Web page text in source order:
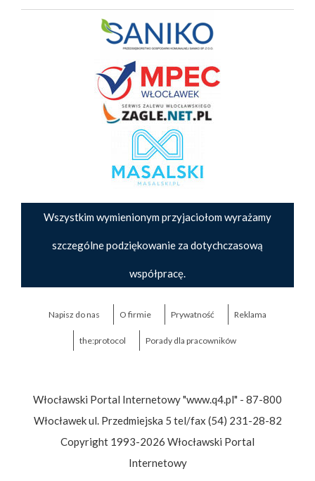
Wszystkim wymienionym przyjaciołom wyrażamy
szczególne podziękowanie za dotychczasową
współpracę.
Napisz do nas O firmie Prywatność Reklama
the:protocol Porady dla pracowników
Włocławski Portal Internetowy "www.q4.pl" - 87-800
Włocławek ul. Przedmiejska 5 tel/fax (54) 231-28-82
Copyright 1993-2026 Włocławski Portal
Internetowy